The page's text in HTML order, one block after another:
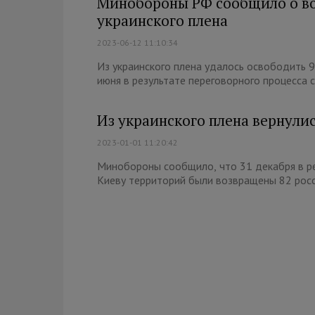
украинского плена
2023-06-12 11:10:34
Из украинского плена удалось
июня в результате переговорного процесса
Из украинского плена
2023-01-01 11:20:42
Минобороны сообщило, что 31 декабря в
Киеву территорий были возвращены 82